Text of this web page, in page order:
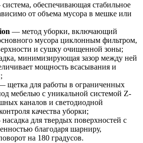
обеспечивающая стабильное
от объема мусора в мешке или
— метод уборки, включающий
мусора циклонным фильтром,
и сушку очищенной зоны;
минимизирующая зазор между ней
мощность всасывания и
щетка для работы в ограниченных
мебелью с уникальной системой Z-
каналов и светодиодной
качества уборки;
для твердых поверхностей с
благодаря шарниру,
на 180 градусов.